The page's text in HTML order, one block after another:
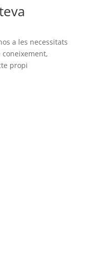
a les necessitats
propi